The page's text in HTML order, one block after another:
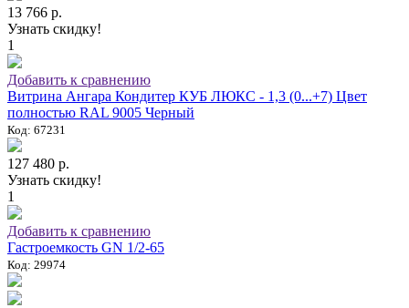
13 766 р.
Узнать скидку!
1
Добавить к сравнению
Витрина Ангара Кондитер КУБ ЛЮКС - 1,3 (0...+7) Цвет
полностью RAL 9005 Черный
Код: 67231
127 480 р.
Узнать скидку!
1
Добавить к сравнению
Гастроемкость GN 1/2-65
Код: 29974